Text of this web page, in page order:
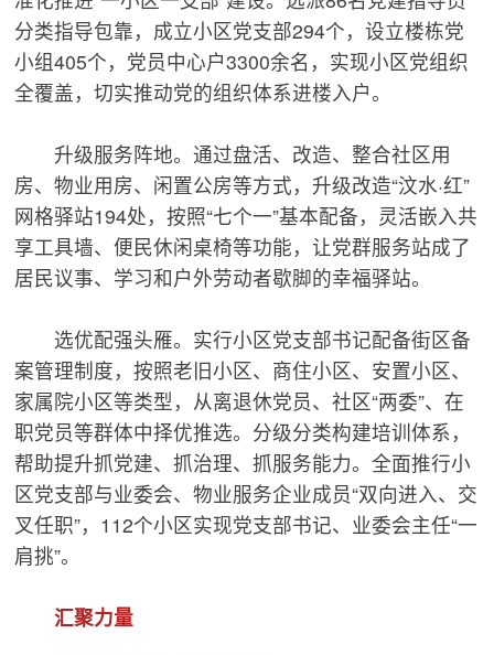
分类指导包靠，成立小区党支部294个，设立楼栋党
小组405个，党员中心户3300余名，实现小区党组织
全覆盖，切实推动党的组织体系进楼入户。
升级服务阵地。通过盘活、改造、整合社区用
房、物业用房、闲置公房等方式，升级改造“汶水·红”
网格驿站194处，按照“七个一”基本配备，灵活嵌入共
享工具墙、便民休闲桌椅等功能，让党群服务站成了
居民议事、学习和户外劳动者歇脚的幸福驿站。
选优配强头雁。实行小区党支部书记配备街区备
案管理制度，按照老旧小区、商住小区、安置小区、
家属院小区等类型，从离退休党员、社区“两委”、在
职党员等群体中择优推选。分级分类构建培训体系，
帮助提升抓党建、抓治理、抓服务能力。全面推行小
区党支部与业委会、物业服务企业成员“双向进入、交
叉任职”，112个小区实现党支部书记、业委会主任“一
肩挑”。
汇聚力量